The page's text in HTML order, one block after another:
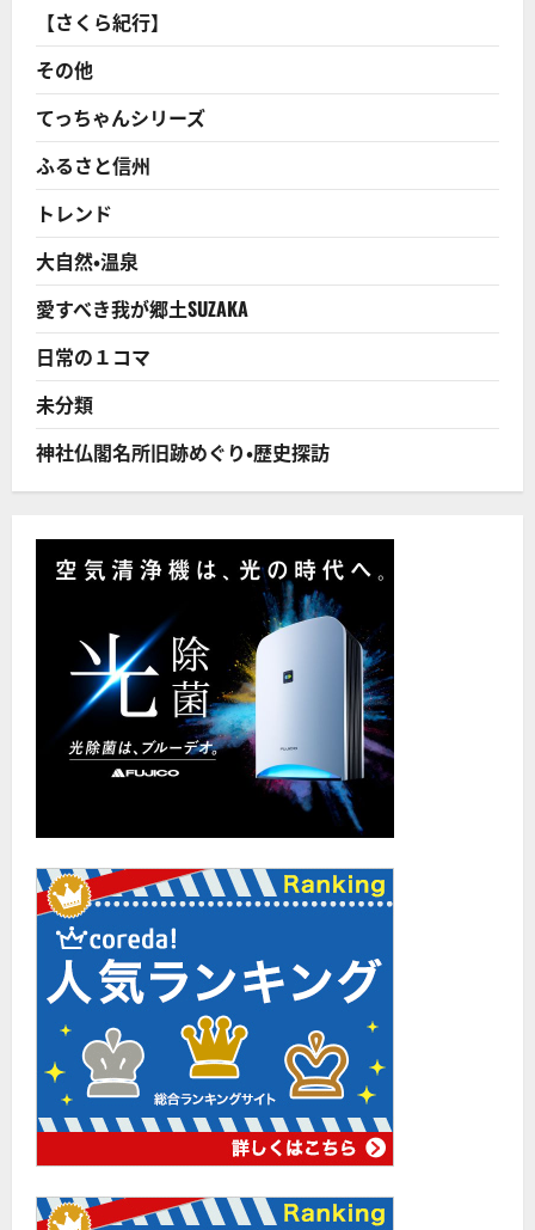
割
超
＝
家
庭」
反
対
が
過
半
府
調
査
に
つ
い
て
さ
読
む
【さくら紀行】
その他
てっちゃんシリーズ
ふるさと信州
トレンド
大自然・温泉
愛すべき我が郷土SUZAKA
日常の１コマ
未分類
神社仏閣名所旧跡めぐり・歴史探訪